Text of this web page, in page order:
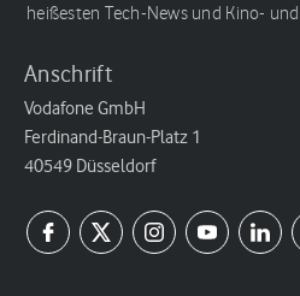
heißesten Tech-News und Kino-
Anschrift
Vodafone GmbH
Ferdinand-Braun-Platz 1
40549 Düsseldorf